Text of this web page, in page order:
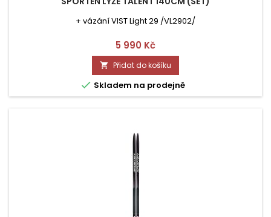
+ vázání VIST Light 29 /VL2902/
Cena
5 990 Kč
 Přidat do košíku
 Skladem na prodejně